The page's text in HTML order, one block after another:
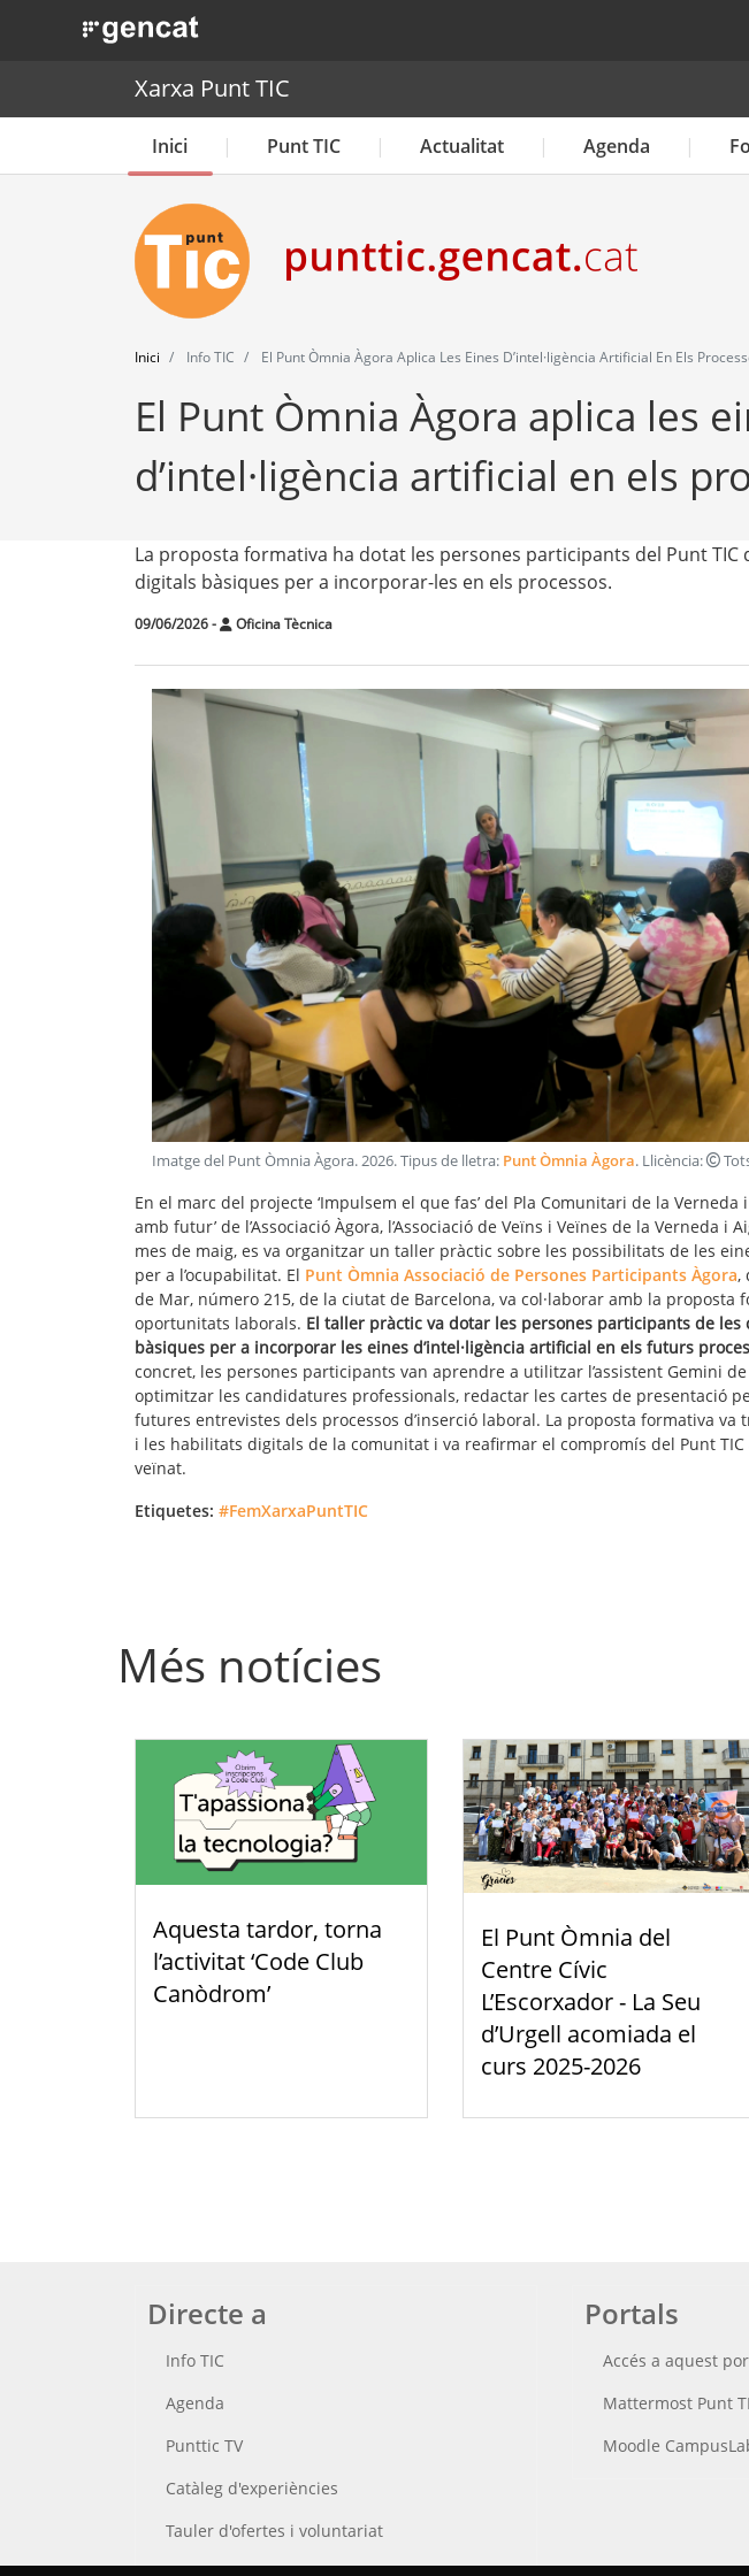
. Obre en una nova finestra.
Xarxa Punt TIC
Inici Punt TIC Actualitat Agenda
Inici Info TIC El Punt Òmnia Àgora Aplica Les Eines D’intel·ligència Artificial En Els
El Punt Òmnia Àgora aplica les
d’intel·ligència artificial en els
La proposta formativa ha dotat les persones participants del Punt TIC
digitals bàsiques per a incorporar-les en els processos.
09/06/2026- Oficina Tècnica
Imatge del Punt Òmnia Àgora.2026. Tipus de lletra: Punt Òmnia Àgora. Llicència:
En el marc del projecte ‘Impulsem el que fas’ del Pla Comunitari de la Verneda
amb futur’ de l’Associació Àgora, l’Associació de Veïns i Veïnes de la Verneda i
mes de maig, es va organitzar un taller pràctic sobre les possibilitats de les
per a l’ocupabilitat. El Punt Òmnia Associació de Persones Participants Àgora,
de Mar, número 215, de la ciutat de Barcelona, va col·laborar amb la proposta
oportunitats laborals. El taller pràctic va dotar les persones participants de les
bàsiques per a incorporar les eines d’intel·ligència artificial en els futurs
concret, les persones participants van aprendre a utilitzar l’assistent Gemini
optimitzar les candidatures professionals, redactar les cartes de presentació
futures entrevistes dels processos d’inserció laboral. La proposta formativa
i les habilitats digitals de la comunitat i va reafirmar el compromís del Punt
veïnat.
Etiquetes: #FemXarxaPuntTIC
Més notícies
Aquesta tardor, torna
l’activitat ‘Code Club
Canòdrom’
El Punt Òmnia del
Centre Cívic
L’Escorxador - La Seu
d’Urgell acomiada el
curs 2025-2026
Directe a
Info TIC
Agenda
Punttic TV
Catàleg d'experiències
Tauler d'ofertes i voluntariat
Portals
Accés a aquest
Mattermost Punt
Moodle